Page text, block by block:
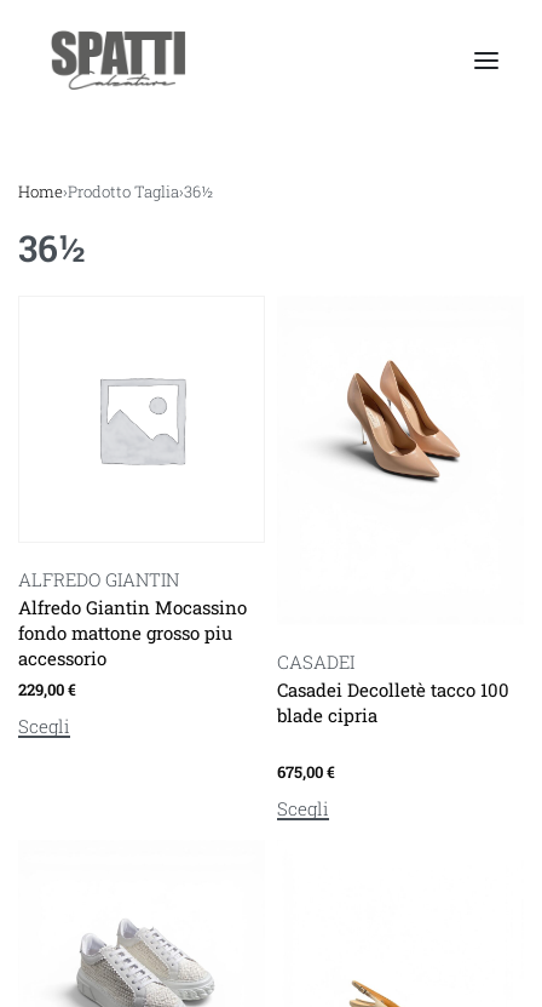
Home›Prodotto Taglia›36½
36½
ALFREDO GIANTIN
Alfredo Giantin Mocassino
fondo mattone grosso piu
accessorio
229,00€
Scegli
CASADEI
Casadei Decolletè tacco 100
blade cipria
675,00€
Scegli